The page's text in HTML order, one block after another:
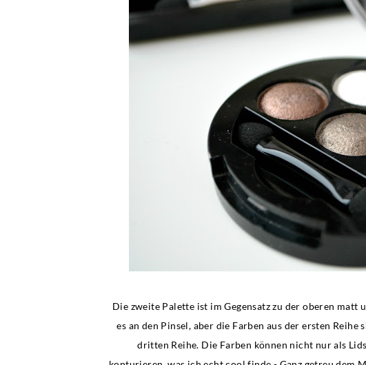
Die zweite Palette ist im Gegensatz zu der oberen
es an den Pinsel, aber die Farben aus der ersten
dritten Reihe. Die Farben können nicht nur als